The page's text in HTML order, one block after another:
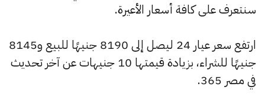
سنتعرف على كافة أسعار الأعيرة.
ارتفع سعر عيار 24 ليصل إلى 8190 جنيهًا للبيع و8145
جنيهًا للشراء، بزيادة قيمتها 10 جنيهات عن آخر تحديث
في مصر 365.